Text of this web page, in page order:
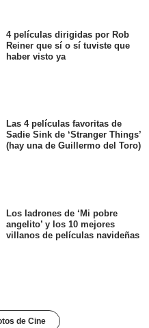
4 películas dirigidas por Rob
Reiner que sí o sí tuviste que
haber visto ya
Las 4 películas favoritas de
Sadie Sink de ‘Stranger Things’
(hay una de Guillermo del Toro)
Los ladrones de ‘Mi pobre
angelito’ y los 10 mejores
villanos de películas navideñas
de Cine